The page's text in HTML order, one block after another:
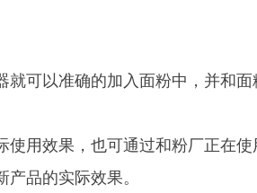
以准确的加入面粉中，并和面
效果，也可通过和粉厂正在使
品的实际效果。